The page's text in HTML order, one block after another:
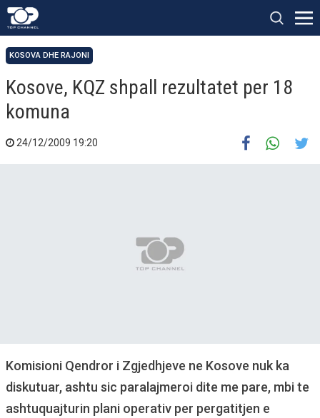
KOSOVA DHE RAJONI
Kosove, KQZ shpall rezultatet per 18
komuna
24/12/2009 19:20
Komisioni Qendror i Zgjedhjeve ne Kosove nuk ka
diskutuar, ashtu sic paralajmeroi dite me pare, mbi te
ashtuquajturin plani operativ per pergatitjen e